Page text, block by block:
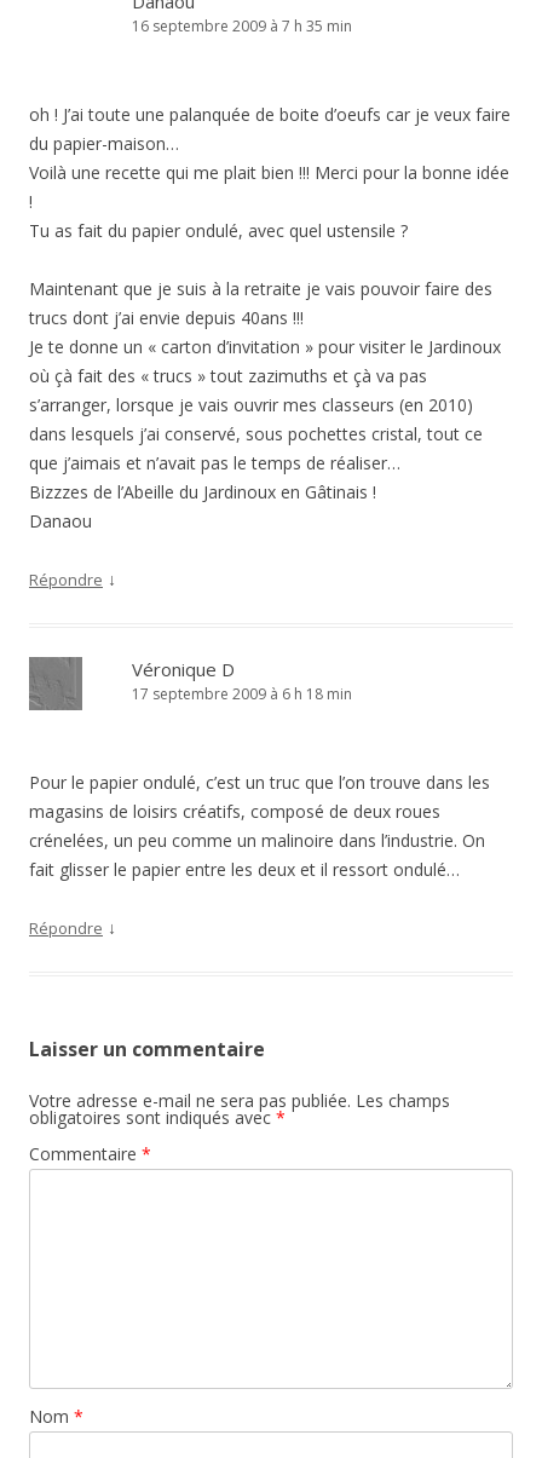
16 septembre 2009 à 7 h 35 min
oh ! J’ai toute une palanquée de boite d’oeufs car je veux faire
du papier-maison…
Voilà une recette qui me plait bien !!! Merci pour la bonne idée
!
Tu as fait du papier ondulé, avec quel ustensile ?
Maintenant que je suis à la retraite je vais pouvoir faire des
trucs dont j’ai envie depuis 40ans !!!
Je te donne un « carton d’invitation » pour visiter le Jardinoux
où çà fait des « trucs » tout zazimuths et çà va pas
s’arranger, lorsque je vais ouvrir mes classeurs (en 2010)
dans lesquels j’ai conservé, sous pochettes cristal, tout ce
que j’aimais et n’avait pas le temps de réaliser…
Bizzzes de l’Abeille du Jardinoux en Gâtinais !
Danaou
Répondre ↓
Véronique D
17 septembre 2009 à 6 h 18 min
Pour le papier ondulé, c’est un truc que l’on trouve dans les
magasins de loisirs créatifs, composé de deux roues
crénelées, un peu comme un malinoire dans l’industrie. On
fait glisser le papier entre les deux et il ressort ondulé…
Répondre ↓
Laisser un commentaire
Votre adresse e-mail ne sera pas publiée. Les champs
obligatoires sont indiqués avec *
Commentaire *
Nom *